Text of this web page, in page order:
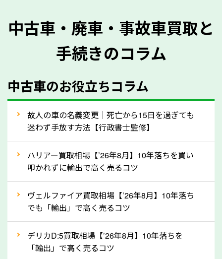
質問させていただく内容は以下の通りとなります。
メーカー／車種
型式／グレード
走行距離（例：約〇万キロ）
車検の満了日
内装や外装の状態
定を行い高価買取価格をつけやすくなります。
ってきます！
自動車税の還付金は、先に年払いしていた自動車税が
月割りで返還されるものです。ですから、自動車税の
還付金は早めに売却するほど多く還付されます。不要
中古車・廃車・事故車買取と
手続きのコラム
中古車のお役立ちコラム
故人の車の名義変更｜死亡から15日を過ぎても
迷わず手放す方法【行政書士監修】
ハリアー買取相場【’26年8月】10年落ちを買い
叩かれずに輸出で高く売るコツ
ヴェルファイア買取相場【’26年8月】10年落ち
でも「輸出」で高く売るコツ
デリカD:5買取相場【’26年8月】10年落ちを
「輸出」で高く売るコツ